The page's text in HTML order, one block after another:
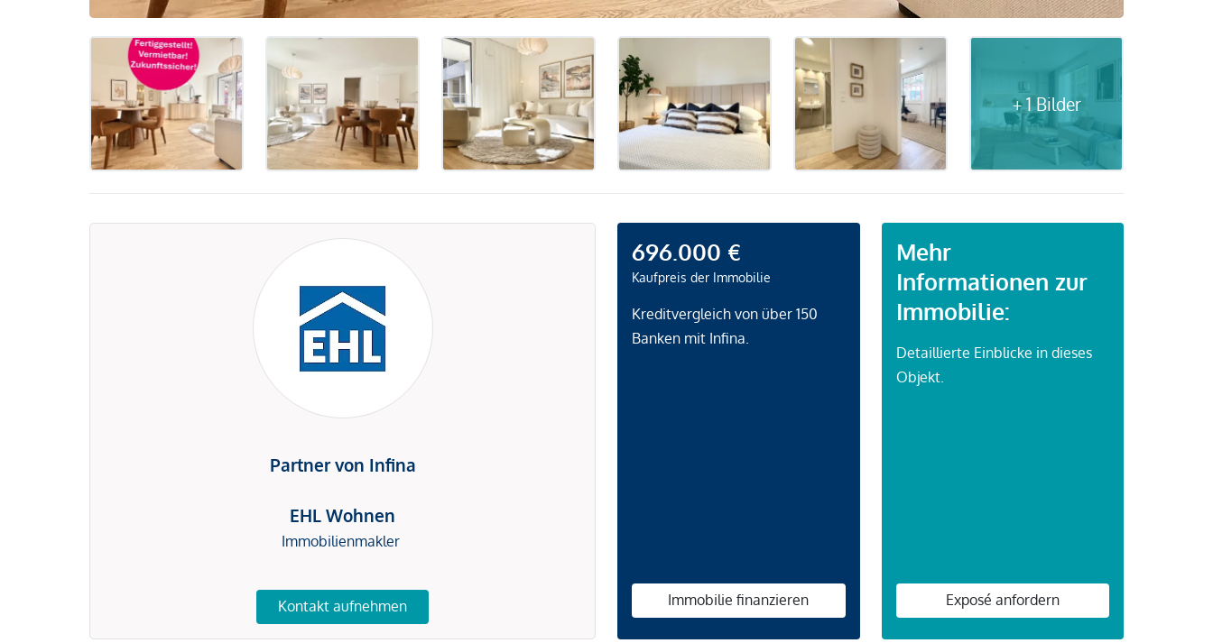
+ 1 Bilder
Partner von Infina
EHL Wohnen
Immobilienmakler
Kontakt aufnehmen
696.000 €
Kaufpreis der Immobilie
Kreditvergleich von über 150
Banken mit Infina.
Immobilie finanzieren
Mehr
Informationen zur
Immobilie:
Detaillierte Einblicke in dieses
Objekt.
Exposé anfordern